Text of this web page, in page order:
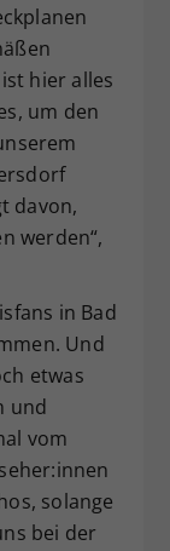
hier alles
um den
davon,
werden“,
in Bad
Und
etwas
und
vom
solange
bei der